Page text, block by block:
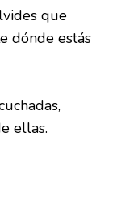
que
dónde estás
ellas.